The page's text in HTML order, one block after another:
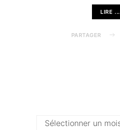
LIRE ...
PARTAGER
Archives